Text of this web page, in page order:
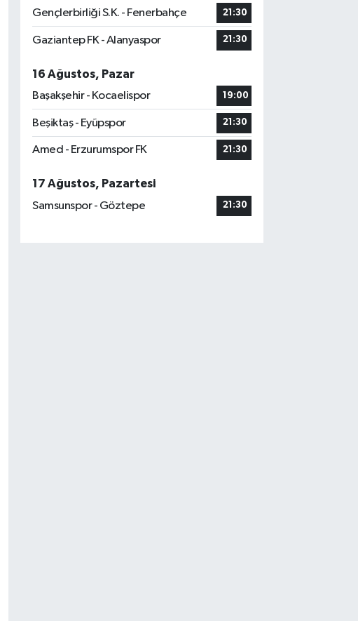
Gençlerbirliği S.K. - Fenerbahçe 21:30
Gaziantep FK - Alanyaspor 21:30
16 Ağustos, Pazar
Başakşehir - Kocaelispor
19:00
Beşiktaş - Eyüpspor 21:30
Amed - Erzurumspor FK 21:30
17 Ağustos, Pazartesi
Samsunspor - Göztepe
21:30